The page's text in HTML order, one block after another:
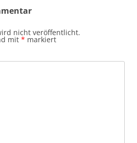
nicht veröffentlicht.
mit * markiert